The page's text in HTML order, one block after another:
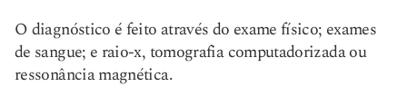
O diagnóstico é feito através do exame físico; exames
de sangue; e raio-x, tomografia computadorizada ou
ressonância magnética.